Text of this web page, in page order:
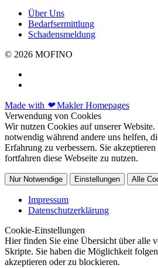
Über Uns
Bedarfsermittlung
Schadensmeldung
© 2026 MOFINO
Made with ❤Makler Homepages
Verwendung von Cookies
Wir nutzen Cookies auf unserer
notwendig während andere uns helfen,
Erfahrung zu verbessern. Sie
fortfahren diese Webseite zu nutzen.
Nur Notwendige Einstellungen Alle
Impressum
Datenschutzerklärung
Cookie-Einstellungen
Hier finden Sie eine Übersicht über alle
Skripte. Sie haben die Möglichkeit
akzeptieren oder zu blockieren.